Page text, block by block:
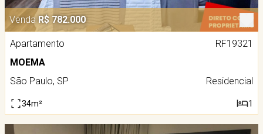
Venda R$ 782.000
Apartamento
RF19321
MOEMA
São Paulo, SP
Residencial
34m² 1